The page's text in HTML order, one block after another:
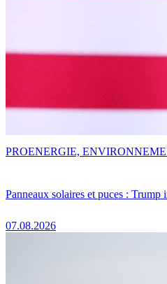
Panneaux solaires et puces :
07.08.2026
PROENERGIE,